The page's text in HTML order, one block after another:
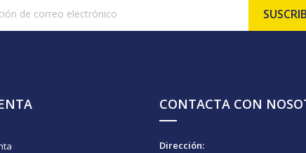
CONTACTA CON
Dirección: